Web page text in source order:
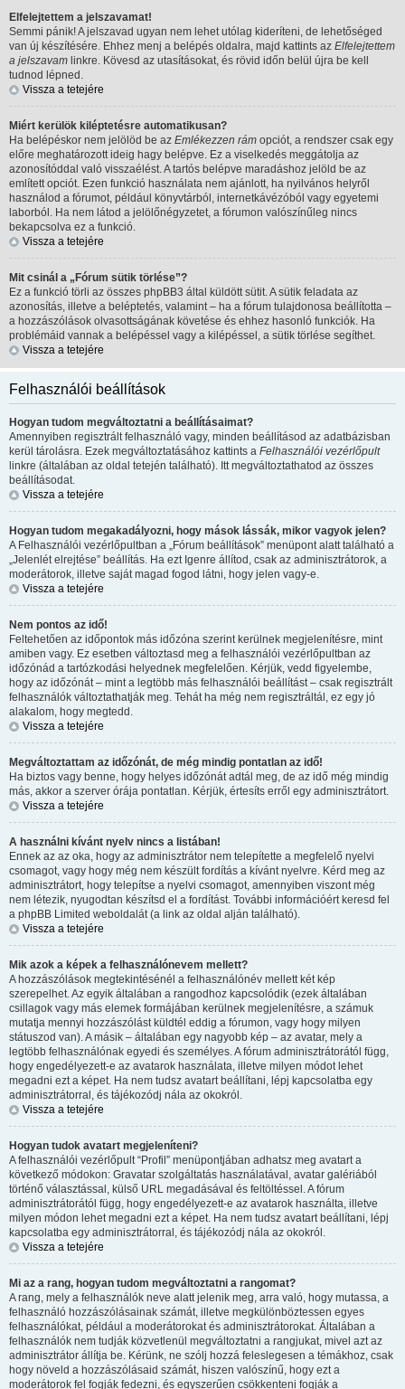
Elfelejtettem a jelszavamat!
Semmi pánik! A jelszavad ugyan nem lehet utólag kideríteni, de lehetőséged
van új készítésére. Ehhez menj a belépés oldalra, majd kattints az Elfelejtettem
a jelszavam linkre. Kövesd az utasításokat, és rövid időn belül újra be kell
tudnod lépned.
Vissza a tetejére
Miért kerülök kiléptetésre automatikusan?
Ha belépéskor nem jelölöd be az Emlékezzen rám opciót, a rendszer csak egy
előre meghatározott ideig hagy belépve. Ez a viselkedés meggátolja az
azonosítóddal való visszaélést. A tartós belépve maradáshoz jelöld be az
említett opciót. Ezen funkció használata nem ajánlott, ha nyilvános helyről
használod a fórumot, például könyvtárból, internetkávézóból vagy egyetemi
laborból. Ha nem látod a jelölőnégyzetet, a fórumon valószínűleg nincs
bekapcsolva ez a funkció.
Vissza a tetejére
Mit csinál a „Fórum sütik törlése”?
Ez a funkció törli az összes phpBB3 által küldött sütit. A sütik feladata az
azonosítás, illetve a beléptetés, valamint – ha a fórum tulajdonosa beállította –
a hozzászólások olvasottságának követése és ehhez hasonló funkciók. Ha
problémáid vannak a belépéssel vagy a kilépéssel, a sütik törlése segíthet.
Vissza a tetejére
Felhasználói beállítások
Hogyan tudom megváltoztatni a beállításaimat?
Amennyiben regisztrált felhasználó vagy, minden beállításod az adatbázisban
kerül tárolásra. Ezek megváltoztatásához kattints a Felhasználói vezérlőpult
linkre (általában az oldal tetején található). Itt megváltoztathatod az összes
beállításodat.
Vissza a tetejére
Hogyan tudom megakadályozni, hogy mások lássák, mikor vagyok jelen?
A Felhasználói vezérlőpultban a „Fórum beállítások” menüpont alatt található a
„Jelenlét elrejtése” beállítás. Ha ezt Igenre állítod, csak az adminisztrátorok, a
moderátorok, illetve saját magad fogod látni, hogy jelen vagy-e.
Vissza a tetejére
Nem pontos az idő!
Feltehetően az időpontok más időzóna szerint kerülnek megjelenítésre, mint
amiben vagy. Ez esetben változtasd meg a felhasználói vezérlőpultban az
időzónád a tartózkodási helyednek megfelelően. Kérjük, vedd figyelembe,
hogy az időzónát – mint a legtöbb más felhasználói beállítást – csak regisztrált
felhasználók változtathatják meg. Tehát ha még nem regisztráltál, ez egy jó
alakalom, hogy megtedd.
Vissza a tetejére
Megváltoztattam az időzónát, de még mindig pontatlan az idő!
Ha biztos vagy benne, hogy helyes időzónát adtál meg, de az idő még mindig
más, akkor a szerver órája pontatlan. Kérjük, értesíts erről egy adminisztrátort.
Vissza a tetejére
A használni kívánt nyelv nincs a listában!
Ennek az az oka, hogy az adminisztrátor nem telepítette a megfelelő nyelvi
csomagot, vagy hogy még nem készült fordítás a kívánt nyelvre. Kérd meg az
adminisztrátort, hogy telepítse a nyelvi csomagot, amennyiben viszont még
nem létezik, nyugodtan készítsd el a fordítást. További információért keresd fel
a phpBB Limited weboldalát (a link az oldal alján található).
Vissza a tetejére
Mik azok a képek a felhasználónevem mellett?
A hozzászólások megtekintésénél a felhasználónév mellett két kép
szerepelhet. Az egyik általában a rangodhoz kapcsolódik (ezek általában
csillagok vagy más elemek formájában kerülnek megjelenítésre, a számuk
mutatja mennyi hozzászólást küldtél eddig a fórumon, vagy hogy milyen
státuszod van). A másik – általában egy nagyobb kép – az avatar, mely a
legtöbb felhasználónak egyedi és személyes. A fórum adminisztrátorától függ,
hogy engedélyezett-e az avatarok használata, illetve milyen módot lehet
megadni ezt a képet. Ha nem tudsz avatart beállítani, lépj kapcsolatba egy
adminisztrátorral, és tájékozódj nála az okokról.
Vissza a tetejére
Hogyan tudok avatart megjeleníteni?
A felhasználói vezérlőpult “Profil” menüpontjában adhatsz meg avatart a
következő módokon: Gravatar szolgáltatás használatával, avatar galériából
történő választással, külső URL megadásával és feltöltéssel. A fórum
adminisztrátorától függ, hogy engedélyezett-e az avatarok használta, illetve
milyen módon lehet megadni ezt a képet. Ha nem tudsz avatart beállítani, lépj
kapcsolatba egy adminisztrátorral, és tájékozódj nála az okokról.
Vissza a tetejére
Mi az a rang, hogyan tudom megváltoztatni a rangomat?
A rang, mely a felhasználók neve alatt jelenik meg, arra való, hogy mutassa, a
felhasználó hozzászólásainak számát, illetve megkülönböztessen egyes
felhasználókat, például a moderátorokat és adminisztrátorokat. Általában a
felhasználók nem tudják közvetlenül megváltoztatni a rangjukat, mivel azt az
adminisztrátor állítja be. Kérünk, ne szólj hozzá feleslegesen a témákhoz, csak
hogy növeld a hozzászólásaid számát, hiszen valószínű, hogy ezt a
moderátorok fel fogják fedezni, és egyszerűen csökkenteni fogják a